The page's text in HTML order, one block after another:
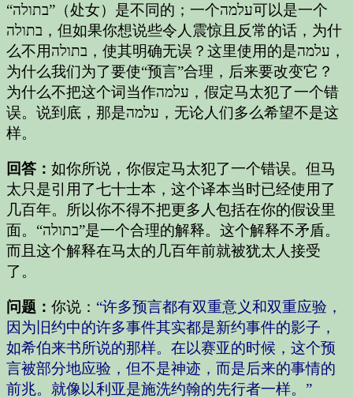
“בתולה”（处女）是不同的；一个עלמה可以是一个
בתולה，但如果你想说些令人震惊且反常的话，为什
么不用בתולה，使其明确无误？这里使用的是עלמה，
为什么我们为了要使“预言”合理，后来要改变它？
为什么不把这个词当作עלמה，假定马太犯了一个错
误。说到底，那是עלמה，无论人们多么希望不是这
样。
回答： 如你所说，你假定马太犯了一个错误。但马
太只是引用了七十士本，这个译本当时已经使用了
几百年。所以你不得不把更多人包括在你的假设里
面。“בתולה”是一个合理的解释。这个解释不矛盾。
而且这个解释在马太的几百年前就被犹太人接受
了。
问题： 你说： “许多预言都有双重意义和双重应验，
因为旧约中的许多事件其实都是新约事件的影子，
如希伯来书所说的那样。在以赛亚的时候，这个预
言被部分地应验，但不是神迹，而是后来的事情的
前兆。就像以利亚是施洗约翰的先行者一样。”